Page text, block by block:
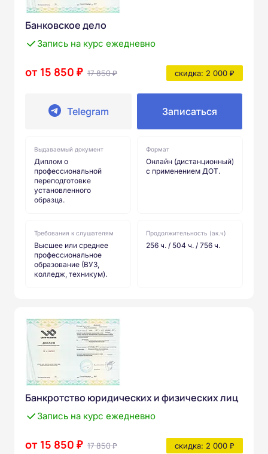
Банковское дело
Запись на курс ежедневно
от 15 850 ₽ 17 850 ₽ скидка: 2 000 ₽
Telegram Записаться
Выдаваемый документ
Диплом о
профессиональной
переподготовке
установленного
образца.
Формат
Онлайн (дистанционный)
с применением ДОТ.
Требования к слушателям
Высшее или среднее
профессиональное
образование (ВУЗ,
колледж, техникум).
Продолжительность (ак.ч)
256 ч. / 504 ч. / 756 ч.
Банкротство юридических и физических лиц
Запись на курс ежедневно
от 15 850 ₽ 17 850 ₽ скидка: 2 000 ₽